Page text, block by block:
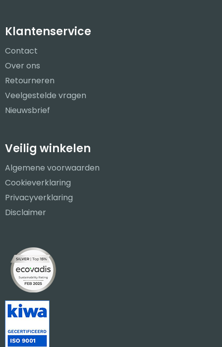
Klantenservice
Contact
Over ons
Retourneren
Veelgestelde vragen
Nieuwsbrief
Veilig winkelen
Algemene voorwaarden
Cookieverklaring
Privacyverklaring
Disclaimer